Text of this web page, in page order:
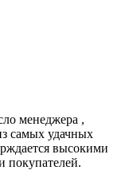
менеджера ,
самых удачных
высокими
покупателей.